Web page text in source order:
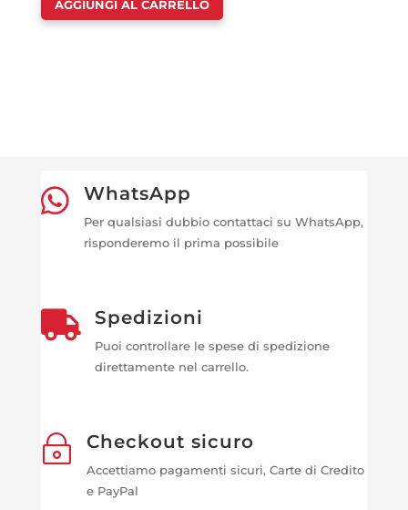
AGGIUNGI AL CARRELLO
 WhatsApp
Per qualsiasi dubbio contattaci su WhatsApp,
risponderemo il prima possibile
 Spedizioni
Puoi controllare le spese di spedizione
direttamente nel carrello.
~ Checkout sicuro
Accettiamo pagamenti sicuri, Carte di Credito
e PayPal